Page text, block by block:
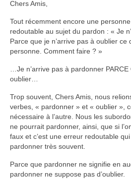
Autres Vidéos
Apprendre
Enseignements CCRFE-
Autres Enseignements
Retraites
Anciens enseignements
Chers Amis,
Tout récemment encore une
redoutable au sujet du pardon : « Je
Parce que je n’arrive pas à oublier ce
personne. Comment faire ? »
…Je n’arrive pas à pardonner PARCE
oublier…
Trop souvent, Chers Amis, nous
verbes, « pardonner » et « oublier »,
nécessaire à l’autre. Nous les
ne pourrait pardonner, ainsi, que si
faux et c’est une erreur redoutable
pardonner très souvent.
Parce que pardonner ne signifie en
pardonner ne suppose pas d’oublier.